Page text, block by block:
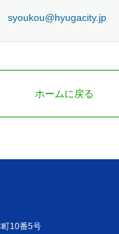
syoukou@hyugacity.jp
ホームに戻る
10番5号